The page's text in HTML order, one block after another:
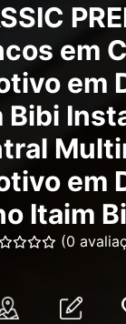
em
em
Bibi
em
Itaim
(0